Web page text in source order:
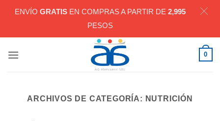
0
ARCHIVOS DE CATEGORÍA: NUTRICIÓN
ENVÍO GRATIS EN COMPRAS A PARTIR DE 2,995
PESOS